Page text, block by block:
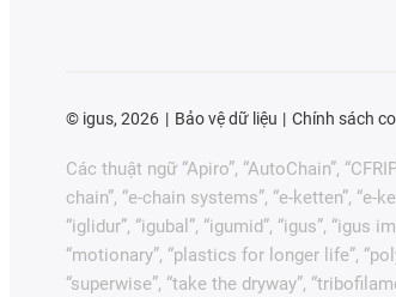
© igus, 2026 Bảo vệ dữ liệu Chính sách
Các thuật ngữ “Apiro”, “AutoChain”,
chain”, “e-chain systems”, “e-ketten”, “e-
“iglidur”, “igubal”, “igumid”, “igus”, “igus
“motionary”, “plastics for longer life”,
“superwise”, “take the dryway”,